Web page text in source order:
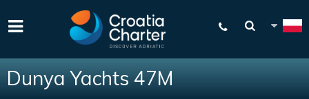
Dunya Yachts 47M